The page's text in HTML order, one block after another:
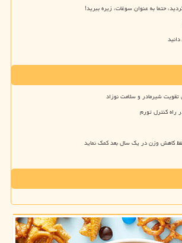
حتما به عنوان سوغات، زیره ببرید!
شیرمادر و سلامت نوزاد
راه کنترل تورم